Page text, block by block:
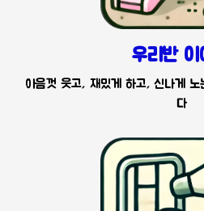
우리반 이
아음껏 웃고, 재밌게 하고, 신나게 노
다